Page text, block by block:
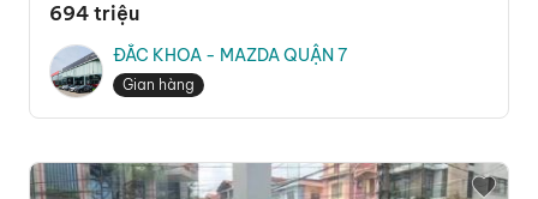
694 triệu
ĐẮC KHOA - MAZDA QUẬN 7
Gian hàng